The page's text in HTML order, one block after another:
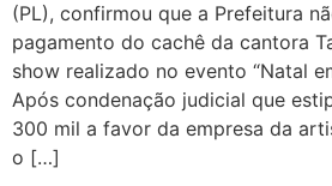
(PL), confirmou que a Prefeitura
pagamento do cachê da cantora
show realizado no evento “Natal
Após condenação judicial que
300 mil a favor da empresa da
o […]